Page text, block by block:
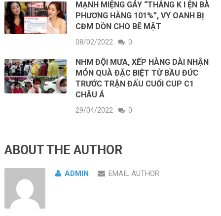
MẠNH MIỆNG GÁY “THẮNG K I ỆN BÀ
PHƯƠNG HẰNG 101%”, VY OANH BỊ
CĐM DỒN CHO BẼ MẶT
08/02/2022 0
NHM ĐỘI MƯA, XẾP HÀNG DÀI NHẬN
MÓN QUÀ ĐẶC BIỆT TỪ BẦU ĐỨC
TRƯỚC TRẬN ĐẤU CUỐI CUP C1
CHÂU Á
29/04/2022 0
ABOUT THE AUTHOR
ADMIN EMAIL AUTHOR